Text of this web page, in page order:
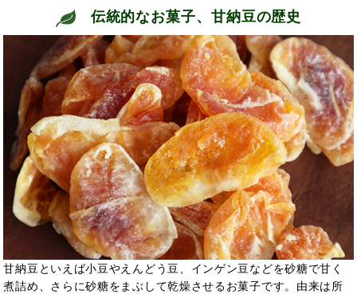
伝統的なお菓子、甘納豆の歴史
甘納豆といえば小豆やえんどう豆、インゲン豆などを砂糖で甘く
煮詰め、さらに砂糖をまぶして乾燥させるお菓子です。由来は所